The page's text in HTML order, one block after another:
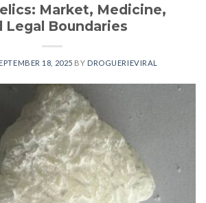
Market, Medicine,
Legal Boundaries
18, 2025 BY DROGUERIEVIRAL